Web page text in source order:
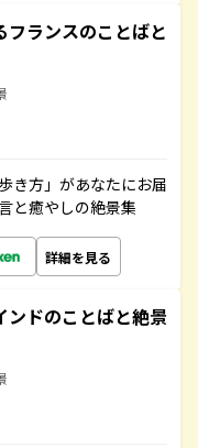
フランスのことばと
き方」があなたにお届
と癒やしの絶景集
詳細を見る
ンドのことばと絶景